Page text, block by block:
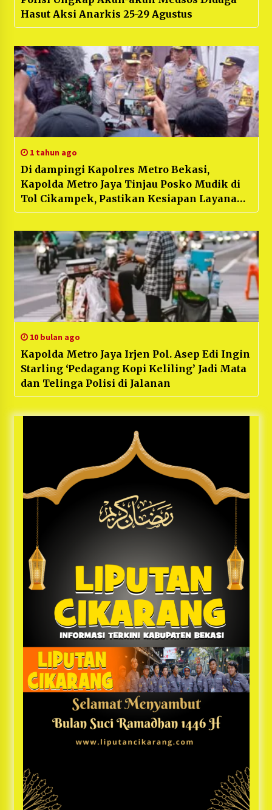
Hasut Aksi Anarkis 25-29 Agustus
1 tahun ago
Di dampingi Kapolres Metro Bekasi,
Kapolda Metro Jaya Tinjau Posko Mudik di
Tol Cikampek, Pastikan Kesiapan Layanan
untuk Pemudik
10 bulan ago
Kapolda Metro Jaya Irjen Pol. Asep Edi Ingin
Starling ‘Pedagang Kopi Keliling’ Jadi Mata
dan Telinga Polisi di Jalanan